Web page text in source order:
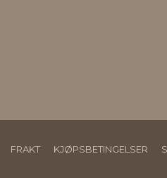
FRAKT KJØPSBETINGELSER